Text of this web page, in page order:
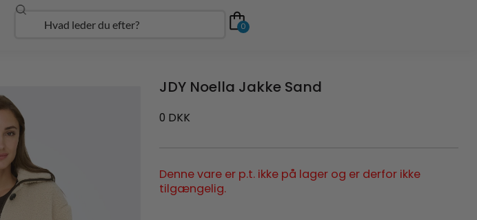
Søg 0
JDY Noella Jakke Sand
0 DKK
Denne vare er p.t. ikke på lager og er derfor ikke
tilgængelig.